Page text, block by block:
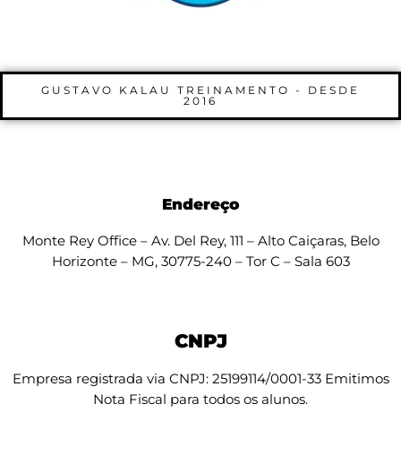
GUSTAVO KALAU TREINAMENTO - DESDE
2016
Endereço
Monte Rey Office – Av. Del Rey, 111 – Alto Caiçaras, Belo
Horizonte – MG, 30775-240 – Tor C – Sala 603
CNPJ
Empresa registrada via CNPJ: 25199114/0001-33 Emitimos
Nota Fiscal para todos os alunos.